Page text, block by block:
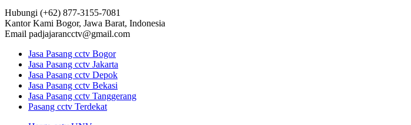
Hubungi (+62) 877-3155-7081
Kantor Kami Bogor, Jawa Barat, Indonesia
Email padjajarancctv@gmail.com
Jasa Pasang cctv Bogor
Jasa Pasang cctv Jakarta
Jasa Pasang cctv Depok
Jasa Pasang cctv Bekasi
Jasa Pasang cctv Tanggerang
Pasang cctv Terdekat